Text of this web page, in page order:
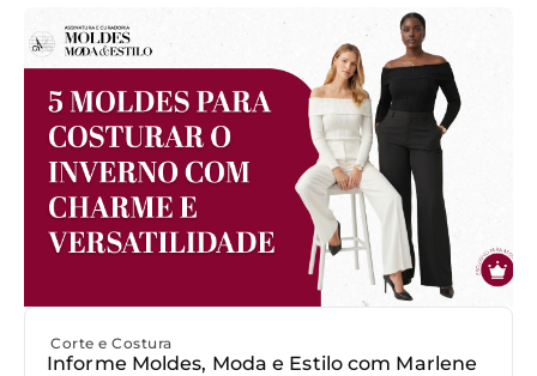
Corte e Costura
Informe Moldes, Moda e Estilo com Marlene